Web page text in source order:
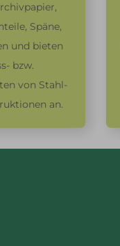
Späne,
und bieten
bzw.
von Stahl-
an.